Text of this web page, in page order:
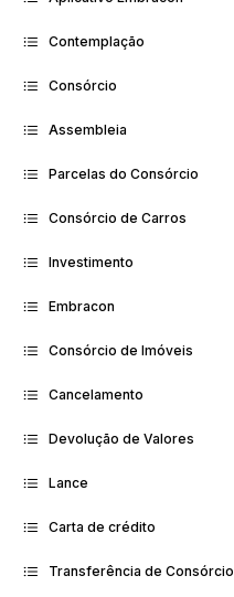
Contemplação
Consórcio
Assembleia
Parcelas do Consórcio
Consórcio de Carros
Investimento
Embracon
Consórcio de Imóveis
Cancelamento
Devolução de Valores
Lance
Carta de crédito
Transferência de Consórcio